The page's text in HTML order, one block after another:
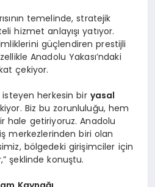
temelinde, stratejik
hizmet anlayışı yatıyor.
güçlendiren prestijli
Anadolu Yakası’ndaki
çekiyor.
isteyen herkesin bir yasal
Biz bu zorunluluğu, hem
hale getiriyoruz. Anadolu
iş merkezlerinden biri olan
bölgedeki girişimciler için
şeklinde konuştu.